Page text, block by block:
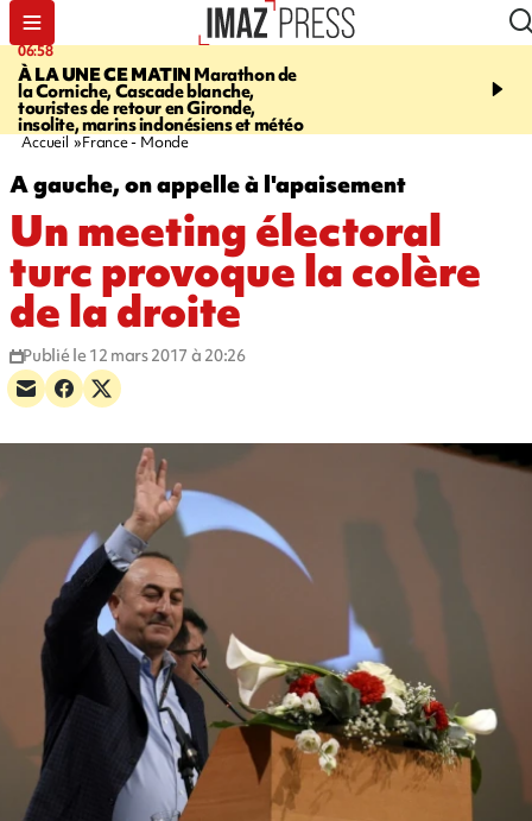
06:58
À LA UNE CE MATIN Marathon de
la Corniche, Cascade blanche,
touristes de retour en Gironde,
insolite, marins indonésiens et météo
09:14
touristes au Porge,
Accueil France - Monde
A gauche, on appelle à l'apaisement
Un meeting électoral
turc provoque la colère
de la droite
Publié le 12 mars 2017 à 20:26